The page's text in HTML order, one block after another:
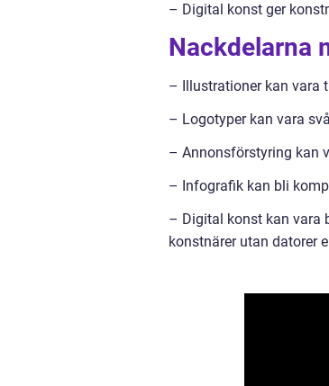
– Digital konst ger
Nackdelarna
– Illustrationer kan vara
– Logotyper kan vara
– Annonsförstyring kan
– Infografik kan bli
– Digital konst kan vara
konstnärer utan datorer